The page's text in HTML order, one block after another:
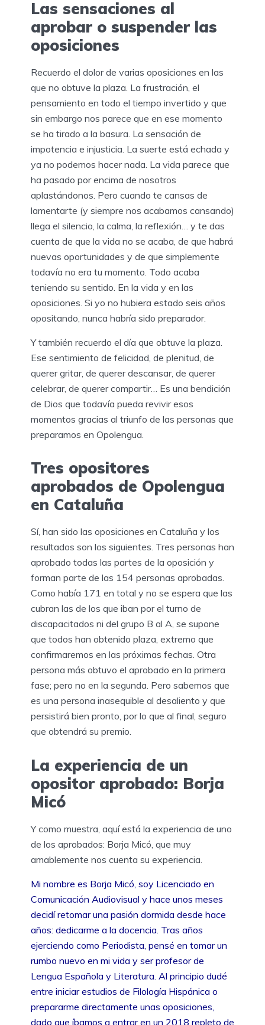
Las sensaciones al
aprobar o suspender las
oposiciones
Recuerdo el dolor de varias oposiciones en las
que no obtuve la plaza. La frustración, el
pensamiento en todo el tiempo invertido y que
sin embargo nos parece que en ese momento
se ha tirado a la basura. La sensación de
impotencia e injusticia. La suerte está echada y
ya no podemos hacer nada. La vida parece que
ha pasado por encima de nosotros
aplastándonos. Pero cuando te cansas de
lamentarte (y siempre nos acabamos cansando)
llega el silencio, la calma, la reflexión… y te das
cuenta de que la vida no se acaba, de que habrá
nuevas oportunidades y de que simplemente
todavía no era tu momento. Todo acaba
teniendo su sentido. En la vida y en las
oposiciones. Si yo no hubiera estado seis años
opositando, nunca habría sido preparador.
Y también recuerdo el día que obtuve la plaza.
Ese sentimiento de felicidad, de plenitud, de
querer gritar, de querer descansar, de querer
celebrar, de querer compartir… Es una bendición
de Dios que todavía pueda revivir esos
momentos gracias al triunfo de las personas que
preparamos en Opolengua.
Tres opositores
aprobados de Opolengua
en Cataluña
Sí, han sido las oposiciones en Cataluña y los
resultados son los siguientes. Tres personas han
aprobado todas las partes de la oposición y
forman parte de las 154 personas aprobadas.
Como había 171 en total y no se espera que las
cubran las de los que iban por el turno de
discapacitados ni del grupo B al A, se supone
que todos han obtenido plaza, extremo que
confirmaremos en las próximas fechas. Otra
persona más obtuvo el aprobado en la primera
fase; pero no en la segunda. Pero sabemos que
es una persona inasequible al desaliento y que
persistirá bien pronto, por lo que al final, seguro
que obtendrá su premio.
La experiencia de un
opositor aprobado: Borja
Micó
Y como muestra, aquí está la experiencia de uno
de los aprobados: Borja Micó, que muy
amablemente nos cuenta su experiencia.
Mi nombre es Borja Micó, soy Licenciado en
Comunicación Audiovisual y hace unos meses
decidí retomar una pasión dormida desde hace
años: dedicarme a la docencia. Tras años
ejerciendo como Periodista, pensé en tomar un
rumbo nuevo en mi vida y ser profesor de
Lengua Española y Literatura. Al principio dudé
entre iniciar estudios de Filología Hispánica o
prepararme directamente unas oposiciones,
dado que íbamos a entrar en un 2018 repleto de